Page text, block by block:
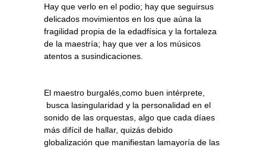
Hay que verlo en el podio; hay que seguirsus
delicados movimientos en los que aúna la
fragilidad propia de la edadfísica y la fortaleza
de la maestría; hay que ver a los músicos
atentos a susindicaciones.
El maestro burgalés,como buen intérprete,
busca lasingularidad y la personalidad en el
sonido de las orquestas, algo que cada díaes
más difícil de hallar, quizás debido
globalización que manifiestan lamayoría de las